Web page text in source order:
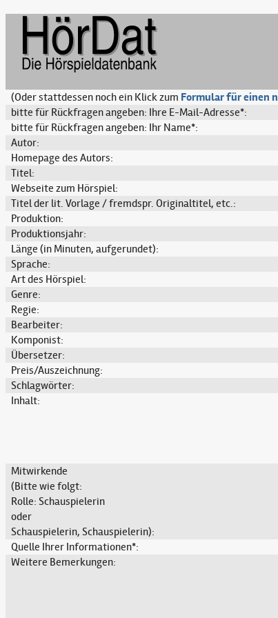
(Oder stattdessen noch ein Klick zum Formular für einen
bitte für Rückfragen angeben: Ihre E-Mail-Adresse*:
bitte für Rückfragen angeben: Ihr Name*:
Autor:
Homepage des Autors:
Titel:
Webseite zum Hörspiel:
Titel der lit. Vorlage / fremdspr. Originaltitel, etc.:
Produktion:
Produktionsjahr:
Länge (in Minuten, aufgerundet):
Sprache:
Art des Hörspiel:
Genre:
Regie:
Bearbeiter:
Komponist:
Übersetzer:
Preis/Auszeichnung:
Schlagwörter:
Inhalt:
Mitwirkende
(Bitte wie folgt:
Rolle: Schauspielerin
oder
Schauspielerin, Schauspielerin):
Quelle Ihrer Informationen*:
Weitere Bemerkungen: